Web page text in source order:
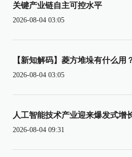
关键产业链自主可控水平
2026-08-04 03:05
【新知解码】菱方堆垛有什么用
2026-08-04 03:05
人工智能技术产业迎来爆发式增
2026-08-04 09:31